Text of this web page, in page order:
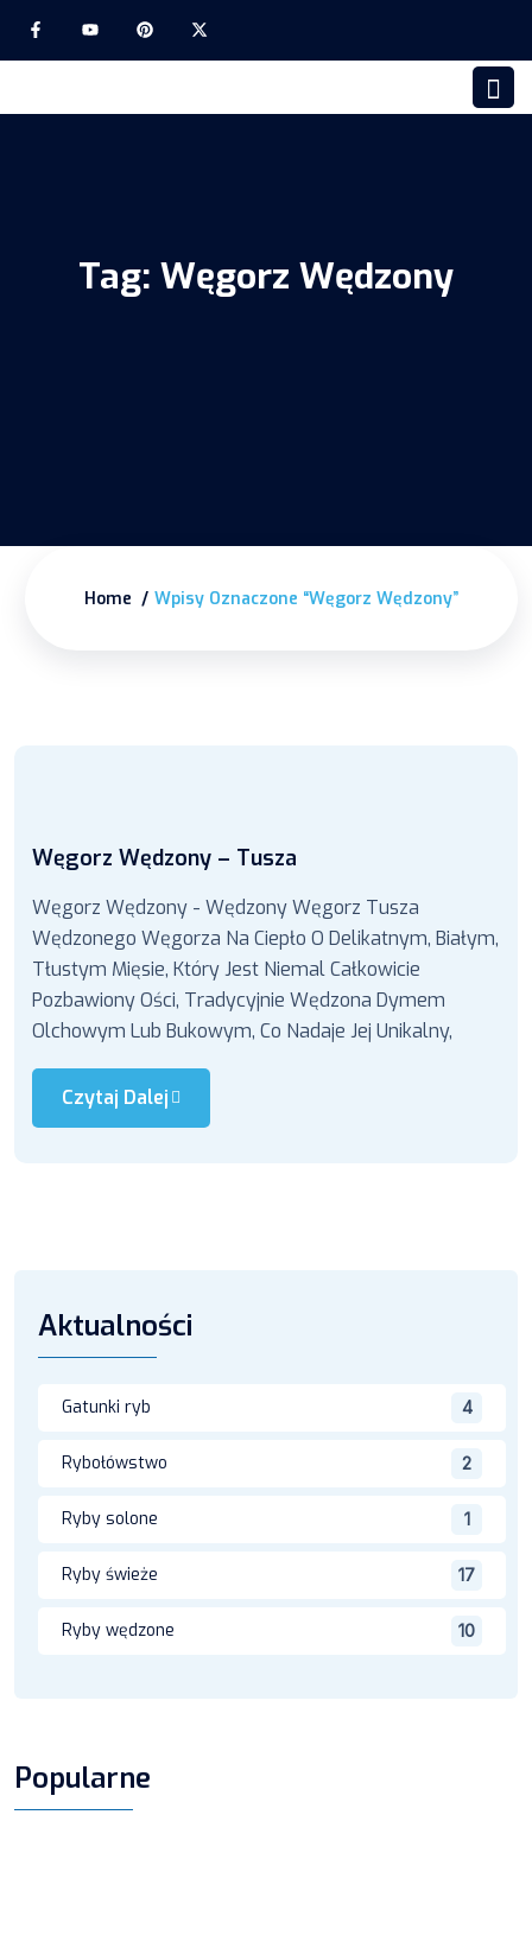
Tag: Węgorz Wędzony
Home Wpisy Oznaczone “Węgorz Wędzony”
Węgorz Wędzony – Tusza
Węgorz Wędzony - Wędzony Węgorz Tusza
Wędzonego Węgorza Na Ciepło O Delikatnym, Białym,
Tłustym Mięsie, Który Jest Niemal Całkowicie
Pozbawiony Ości, Tradycyjnie Wędzona Dymem
Olchowym Lub Bukowym, Co Nadaje Jej Unikalny,
Czytaj Dalej
Aktualności
Gatunki ryb 4
Rybołówstwo 2
Ryby solone 1
Ryby świeże 17
Ryby wędzone 10
Popularne